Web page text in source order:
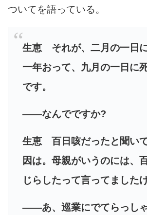
ついてを語っている。
生恵 それが、二月の一日に
一年おって、九月の一日に
です。
――なんでですか?
生恵 百日咳だったと聞い
因は。母親がいうのには、
じらしたって言ってました
――あ、巡業にでてらっし